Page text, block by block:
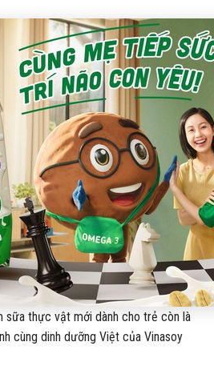
sữa thực vật mới dành cho trẻ còn là
cùng dinh dưỡng Việt của Vinasoy